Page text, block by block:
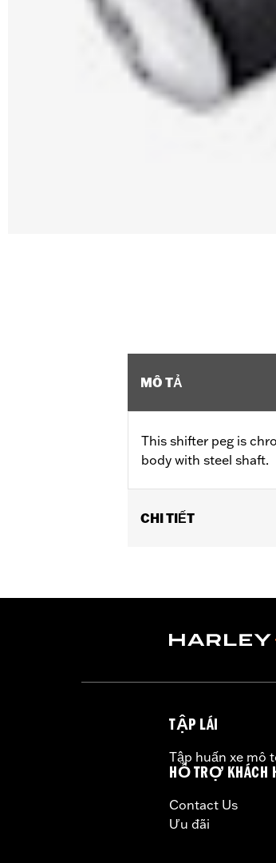
MÔ TẢ
This shifter peg is
body with steel shaft.
CHI TIẾT
Installation
In the Box: Shifter peg
TẬP LÁI
Tập huấn xe mô
HỖ TRỢ KHÁCH
Contact Us
Ưu đãi